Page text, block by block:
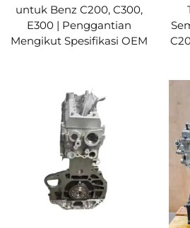
untuk Benz C200, C300,
E300 | Penggantian
Mengikut Spesifikasi OEM